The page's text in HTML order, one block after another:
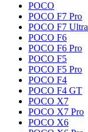
POCO
POCO F7 Pro
POCO F7 Ultra
POCO F6
POCO F6 Pro
POCO F5
POCO F5 Pro
POCO F4
POCO F4 GT
POCO X7
POCO X7 Pro
POCO X6